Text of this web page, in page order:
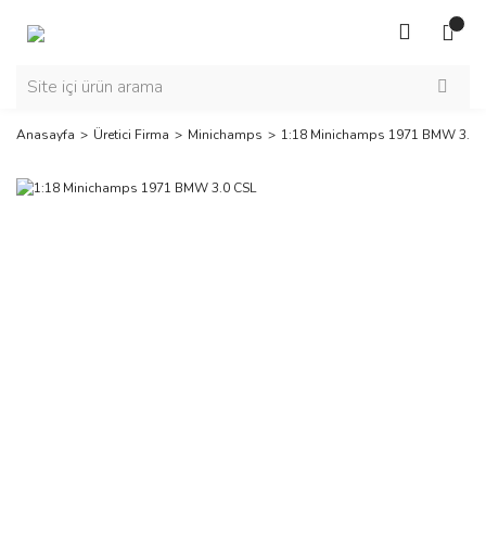
Anasayfa Üretici Firma Minichamps 1:18 Minichamps 1971 BMW 3.0